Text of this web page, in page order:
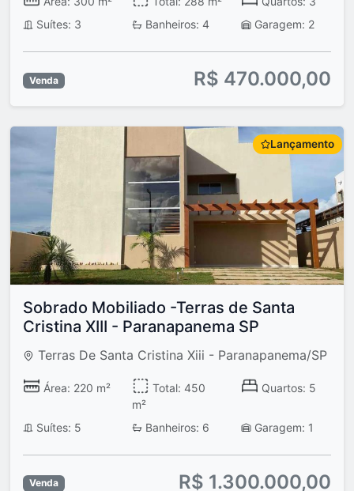
Suítes: 3
Banheiros: 4 Garagem: 2
Venda R$ 470.000,00
Lançamento
Sobrado Mobiliado -Terras de Santa
Cristina XIII - Paranapanema SP
Terras De Santa Cristina Xiii - Paranapanema/SP
Área: 220 m²
Total: 450
m²
Quartos: 5
Suítes: 5 Banheiros: 6 Garagem: 1
Venda R$ 1.300.000,00